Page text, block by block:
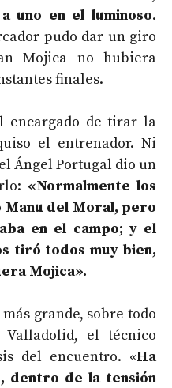
uno en el luminoso.
pudo dar un giro
Mojica no hubiera
finales.
encargado de tirar la
el entrenador. Ni
Ángel Portugal dio un
«Normalmente los
del Moral, pero
en el campo; y el
tiró todos muy bien,
Mojica».
grande, sobre todo
el técnico
del encuentro. «Ha
dentro de la tensión